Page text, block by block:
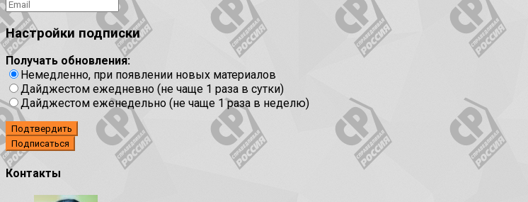
Настройки подписки
Получать обновления:
Немедленно, при появлении новых материалов
Дайджестом ежедневно (не чаще 1 раза в сутки)
Дайджестом еженедельно (не чаще 1 раза в неделю)
Подтвердить
Контакты